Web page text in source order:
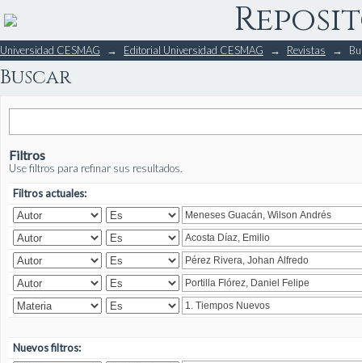
Buscar
Universidad CESMAG → Editorial Universidad CESMAG → Revistas →
Buscar
Filtros
Use filtros para refinar sus resultados.
Filtros actuales:
Nuevos filtros: